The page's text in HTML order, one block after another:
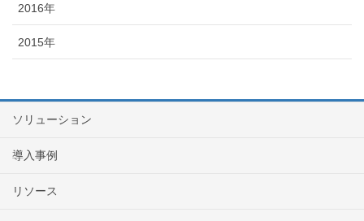
2016年
2015年
ソリューション
導入事例
リソース